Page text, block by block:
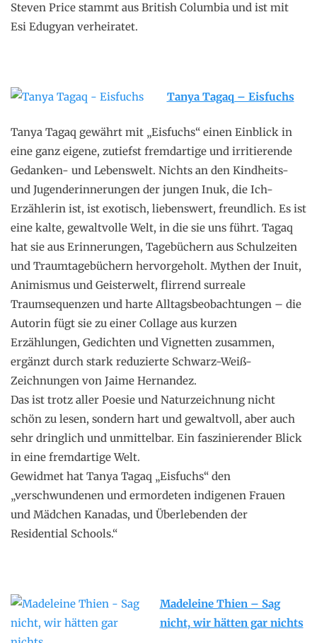
Steven Price stammt aus British Columbia und ist mit
Esi Edugyan verheiratet.
Tanya Tagaq – Eisfuchs
Tanya Tagaq gewährt mit „Eisfuchs“ einen Einblick in
eine ganz eigene, zutiefst fremdartige und irritierende
Gedanken- und Lebenswelt. Nichts an den Kindheits-
und Jugenderinnerungen der jungen Inuk, die Ich-
Erzählerin ist, ist exotisch, liebenswert, freundlich. Es ist
eine kalte, gewaltvolle Welt, in die sie uns führt. Tagaq
hat sie aus Erinnerungen, Tagebüchern aus Schulzeiten
und Traumtagebüchern hervorgeholt. Mythen der Inuit,
Animismus und Geisterwelt, flirrend surreale
Traumsequenzen und harte Alltagsbeobachtungen – die
Autorin fügt sie zu einer Collage aus kurzen
Erzählungen, Gedichten und Vignetten zusammen,
ergänzt durch stark reduzierte Schwarz-Weiß-
Zeichnungen von Jaime Hernandez.
Das ist trotz aller Poesie und Naturzeichnung nicht
schön zu lesen, sondern hart und gewaltvoll, aber auch
sehr dringlich und unmittelbar. Ein faszinierender Blick
in eine fremdartige Welt.
Gewidmet hat Tanya Tagaq „Eisfuchs“ den
„verschwundenen und ermordeten indigenen Frauen
und Mädchen Kanadas, und Überlebenden der
Residential Schools.“
Madeleine Thien – Sag
nicht, wir hätten gar nichts